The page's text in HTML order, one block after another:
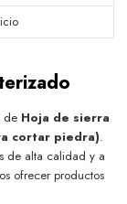
de Hoja de sierra
cortar piedra).
de alta calidad y a
ofrecer productos